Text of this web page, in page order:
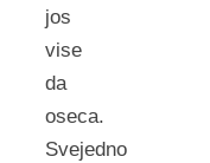
jos
vise
da
oseca.
Svejedno